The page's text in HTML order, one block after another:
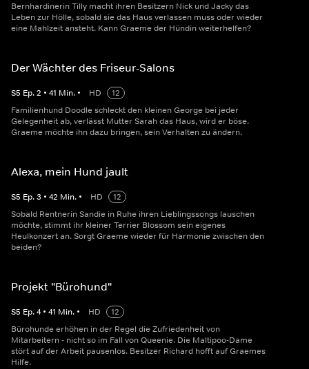
Bernhardinerin Tilly macht ihren Besitzern Nick und Jacky das
Leben zur Hölle, sobald sie das Haus verlassen muss oder wieder
eine Mahlzeit ansteht. Kann Graeme der Hündin weiterhelfen?
Der Wächter des Friseur-Salons
S5 Ep.2 • 41 Min. • HD
12
Familienhund Doodle schleckt den kleinen George bei jeder
Gelegenheit ab, verlässt Mutter Sarah das Haus, wird er böse.
Graeme möchte ihn dazu bringen, sein Verhalten zu ändern.
Alexa, mein Hund jault
S5 Ep.3 • 42 Min. • HD
12
Sobald Rentnerin Sandie in Ruhe ihren Lieblingssongs lauschen
möchte, stimmt ihr kleiner Terrier Blossom sein eigenes
Heulkonzert an. Sorgt Graeme wieder für Harmonie zwischen den
beiden?
Projekt "Bürohund"
S5 Ep.4 • 41 Min. • HD
12
Bürohunde erhöhen in der Regel die Zufriedenheit von
Mitarbeitern - nicht so im Fall von Queenie. Die Maltipoo-Dame
stört auf der Arbeit pausenlos. Besitzer Richard hofft auf Graemes
Hilfe.